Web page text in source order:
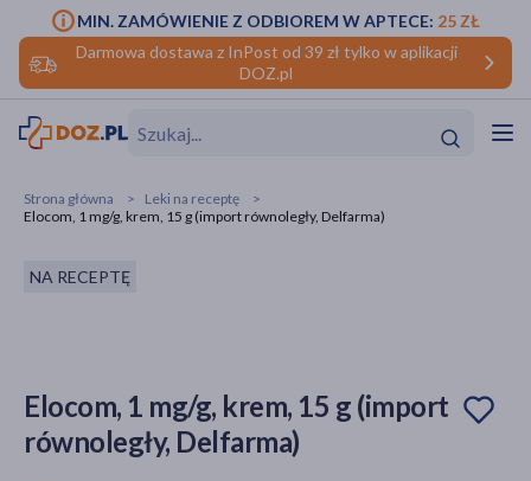
Darmowa dostawa z InPost od 39 zł tylko w aplikacji
DOZ.pl
MIN. ZAMÓWIENIE Z ODBIOREM W APTECE: 25 ZŁ
Hit
makijażu
Strona główna
Leki na receptę
Elocom, 1 mg/g, krem, 15 g (import równoległy, Delfarma)
NA RECEPTĘ
Elocom, 1 mg/g, krem, 15 g (import
równoległy, Delfarma)